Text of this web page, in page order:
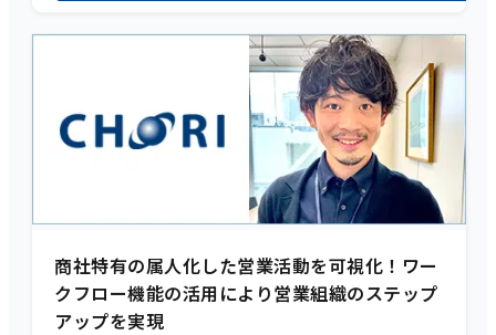
商社特有の属人化した営業活動を可視化！ワー
クフロー機能の活用により営業組織のステップ
アップを実現